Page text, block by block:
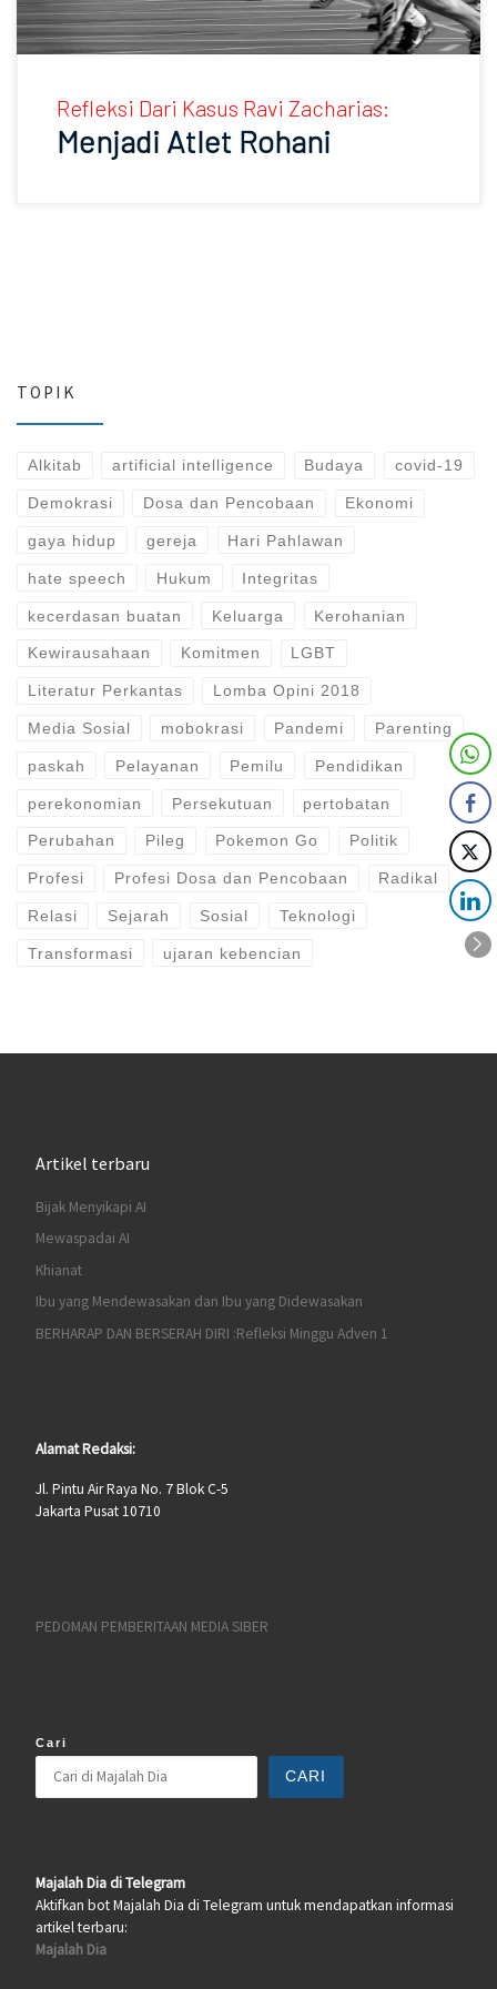
Refleksi Dari Kasus Ravi Zacharias:
Menjadi Atlet Rohani
TOPIK
Alkitab artificial intelligence Budaya covid-19
Demokrasi Dosa dan Pencobaan Ekonomi
gaya hidup gereja Hari Pahlawan
hate speech Hukum Integritas
kecerdasan buatan Keluarga Kerohanian
Kewirausahaan Komitmen LGBT
Literatur Perkantas Lomba Opini 2018
Media Sosial mobokrasi Pandemi Parenting
paskah Pelayanan Pemilu Pendidikan
perekonomian Persekutuan pertobatan
Perubahan Pileg Pokemon Go Politik
Profesi Profesi Dosa dan Pencobaan Radikal
Relasi Sejarah Sosial Teknologi
Transformasi ujaran kebencian
Artikel terbaru
Bijak Menyikapi AI
Mewaspadai AI
Khianat
Ibu yang Mendewasakan dan Ibu yang Didewasakan
BERHARAP DAN BERSERAH DIRI :Refleksi Minggu Adven 1
Alamat Redaksi:
Jl. Pintu Air Raya No. 7 Blok C-5
Jakarta Pusat 10710
PEDOMAN PEMBERITAAN MEDIA SIBER
Cari
CARI
Majalah Dia di Telegram
Aktifkan bot Majalah Dia di Telegram untuk mendapatkan informasi
artikel terbaru:
Majalah Dia